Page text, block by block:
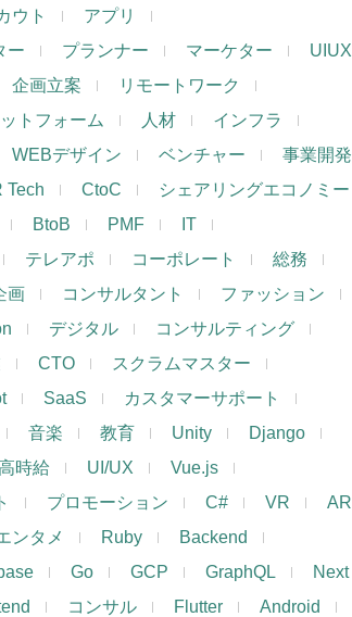
ウト
アプリ
ー プランナー マーケター
UIUX
企画立案
リモートワーク
トフォーム 人材
インフラ
WEBデザイン ベンチャー
事業開発
Tech CtoC
シェアリングエコノミー
BtoB PMF
IT
テレアポ コーポレート
総務
画 コンサルタント
ファッション
デジタル
コンサルティング
CTO
スクラムマスター
SaaS
カスタマーサポート
音楽 教育 Unity
Django
時給 UI/UX
Vue.js
プロモーション C# VR
AR
ンタメ Ruby
Backend
Go GCP GraphQL
Next
コンサル Flutter
Android